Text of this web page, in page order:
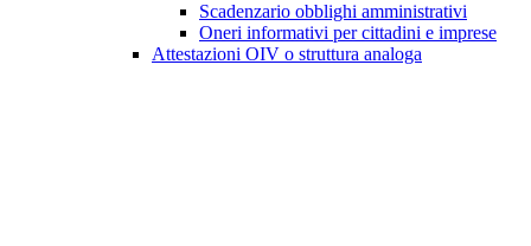
Scadenzario obblighi amministrativi
Oneri informativi per cittadini e imprese
Attestazioni OIV o struttura analoga